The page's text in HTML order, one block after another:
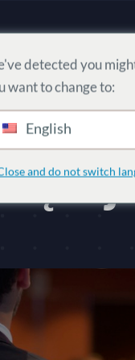
Strona główna
detected you
want to change to:
English
and do not switch